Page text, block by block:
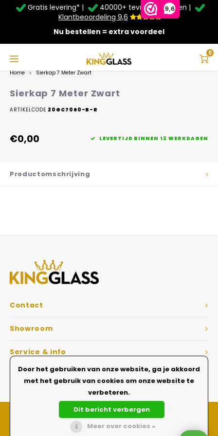
9,6
Service & Contact
Betaalmethoden
Taal
Nederlands
Gratis levering* |
40000+ tevreden klanten |
Klantbeoordeling 9,6
Nu bestellen = extra voordeel
0
Zomer Deals: Tot 20% kortingop schuifwanden en
veranda's +€20extra kassa korting*
Home Sierkap 7 Meter Zwart
Sierkap 7 Meter Zwart
ARTIKELCODE 20GC7060-B-R
€0,00 LEVERTIJD BINNEN 12 WERKDAGEN
Productomschrijving
Contact
Showroom
Service & info
Dé Glazen wanden specialist
Door het gebruiken van onze website, ga je akkoord
met het gebruik van cookies om onze website te
verbeteren.
Dit bericht verbergen
Meer over cookies »